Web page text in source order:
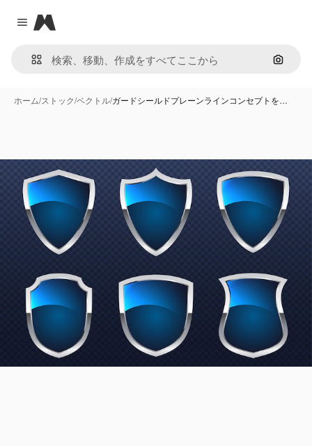
Close menu
Magnific
画像で
ホーム/ストック/ベクトル/ガードシールドプレーンラインコンセプトを…